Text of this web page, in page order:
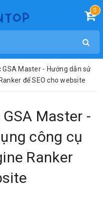
0
GSA Master - Hướng dẫn sử
để SEO cho website
Master -
công cụ
Ranker